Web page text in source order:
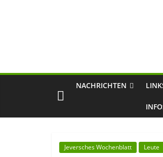
NACHRICHTEN
Jeversches Wochenblatt Leute